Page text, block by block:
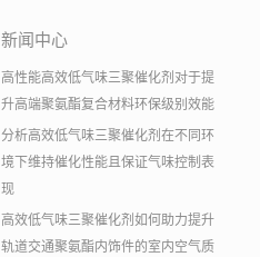
新闻中心
高性能高效低气味三聚催化剂对于提
升高端聚氨酯复合材料环保级别效能
分析高效低气味三聚催化剂在不同环
境下维持催化性能且保证气味控制表
现
高效低气味三聚催化剂如何助力提升
轨道交通聚氨酯内饰件的室内空气质